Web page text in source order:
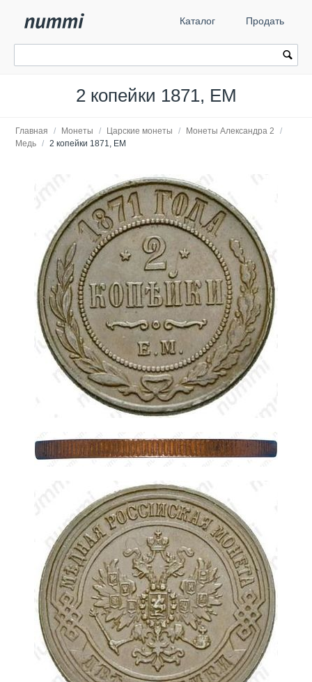
Каталог Продать
2 копейки 1871, ЕМ
Главная / Монеты / Царские монеты / Монеты Александра 2
/
Медь / 2 копейки 1871, ЕМ